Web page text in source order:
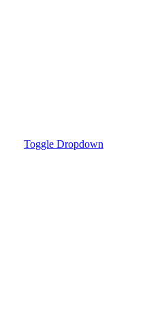
Toggle Dropdown